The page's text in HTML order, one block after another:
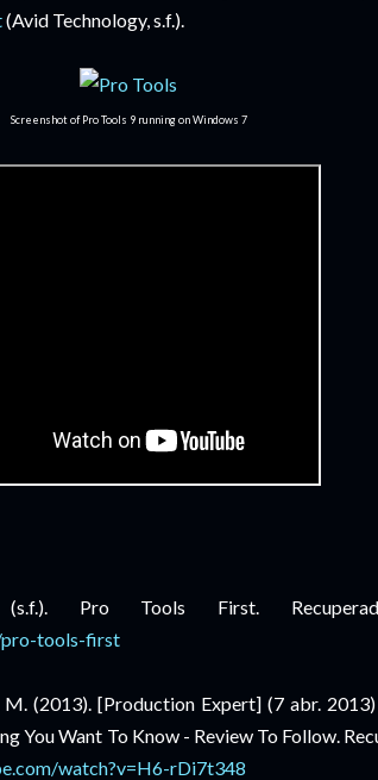
(Avid Technology, s.f.).
Screenshot of Pro Tools 9 running on Windows 7
(s.f.). Pro Tools First.
tools-first
M. (2013). [Production Expert] (7 abr.
You Want To Know - Review To Follow.
watch?v=H6-rDi7t348